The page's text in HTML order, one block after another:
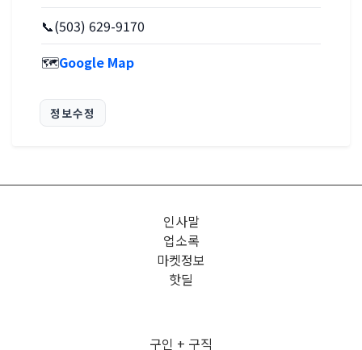
📞(503) 629-9170
🗺️Google Map
정보수정
인사말
업소록
마켓정보
핫딜
구인 + 구직